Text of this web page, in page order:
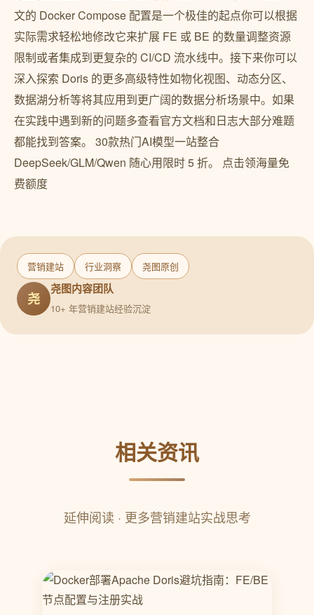
营销建站 行业洞察 尧图原创
尧
尧图内容团队
10+ 年营销建站经验沉淀
相关资讯
延伸阅读 · 更多营销建站实战思考